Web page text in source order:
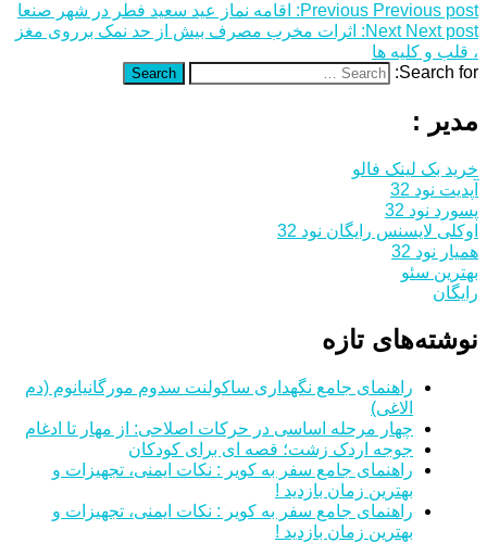
Previous Previous post:
اقامه نماز عید سعید فطر در شهر صنعا
Next Next post:
اثرات مخرب مصرف بیش از حد نمک برروی مغز
، قلب و کلیه ها
Search for:
Search
مدیر :
خرید بک لینک فالو
آپدیت نود 32
پسورد نود 32
اوکلی لایسنس رایگان نود 32
همیار نود 32
بهترین سئو
رایگان
نوشته‌های تازه
راهنمای جامع نگهداری ساکولنت سدوم مورگانیانوم (دم
الاغی)
چهار مرحله اساسی در حرکات اصلاحی: از مهار تا ادغام
جوجه اردک زشت؛ قصه ای برای کودکان
راهنمای جامع سفر به کویر : نکات ایمنی، تجهیزات و
بهترین زمان بازدید !
راهنمای جامع سفر به کویر : نکات ایمنی، تجهیزات و
بهترین زمان بازدید !